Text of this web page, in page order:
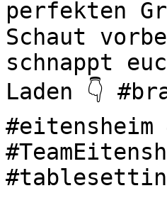
perfekten
Schaut
schnappt
Laden 👇